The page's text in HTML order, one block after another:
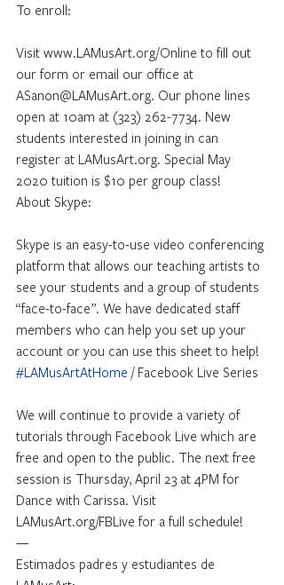
To enroll:
Visit www.LAMusArt.org/Online to fill out
our form or email our office at
ASanon@LAMusArt.org. Our phone lines
open at 10am at (323) 262-7734. New
students interested in joining in can
register at LAMusArt.org. Special May
2020 tuition is $10 per group class!
About Skype:
Skype is an easy-to-use video conferencing
platform that allows our teaching artists to
see your students and a group of students
“face-to-face”. We have dedicated staff
members who can help you set up your
account or you can use this sheet to help!
#LAMusArtAtHome / Facebook Live Series
We will continue to provide a variety of
tutorials through Facebook Live which are
free and open to the public. The next free
session is Thursday, April 23 at 4PM for
Dance with Carissa. Visit
LAMusArt.org/FBLive for a full schedule!
—
Estimados padres y estudiantes de